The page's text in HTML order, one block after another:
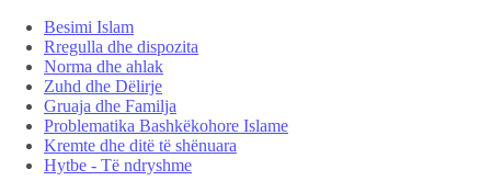
Besimi Islam
Rregulla dhe dispozita
Norma dhe ahlak
Zuhd dhe Dëlirje
Gruaja dhe Familja
Problematika Bashkëkohore Islame
Kremte dhe ditë të shënuara
Hytbe - Të ndryshme